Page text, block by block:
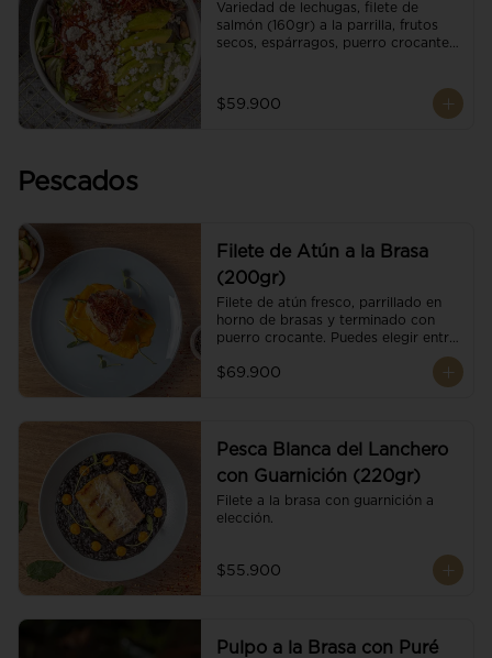
Variedad de lechugas, filete de
salmón (160gr) a la parrilla, frutos
secos, espárragos, puerro crocante,
$59.900
Pescados
Filete de Atún a la Brasa
(200gr)
Filete de atún fresco, parrillado en
horno de brasas y terminado con
puerro crocante. Puedes elegir entre
$69.900
Pesca Blanca del Lanchero
con Guarnición (220gr)
Filete a la brasa con guarnición a
elección.
$55.900
Pulpo a la Brasa con Puré